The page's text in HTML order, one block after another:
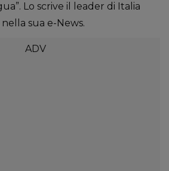
Lo scrive il leader di Italia
sua e-News.